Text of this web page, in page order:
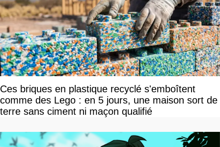
Ces briques en plastique recyclé s'emboîtent
comme des Lego : en 5 jours, une maison sort de
terre sans ciment ni maçon qualifié